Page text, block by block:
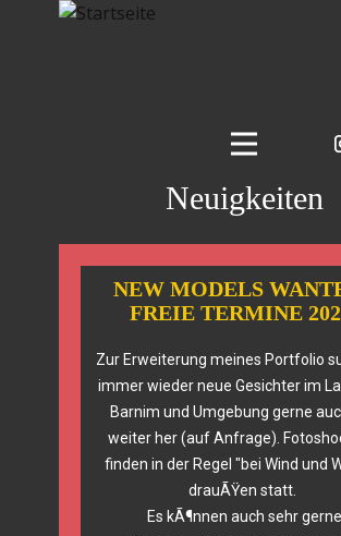
Neuigkeiten
NEW MODELS
FREIE TERMINE
Zur Erweiterung meines Portfolio
immer wieder neue Gesichter im
Barnim und Umgebung gerne
weiter her (auf Anfrage).
finden in der Regel "bei Wind und
drauÃŸen statt.
Es kÃ¶nnen auch sehr gerne